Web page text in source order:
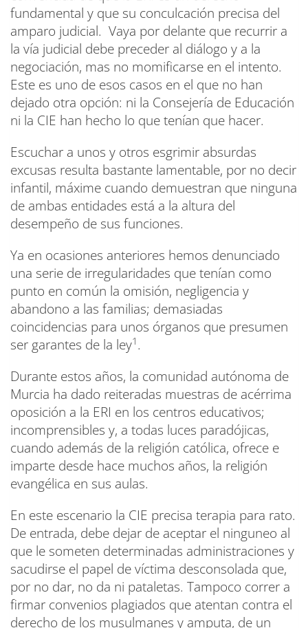
fundamental y que su conculcación precisa del
amparo judicial. Vaya por delante que recurrir a
la vía judicial debe preceder al diálogo y a la
negociación, mas no momificarse en el intento.
Este es uno de esos casos en el que no han
dejado otra opción: ni la Consejería de Educación
ni la CIE han hecho lo que tenían que hacer.
Escuchar a unos y otros esgrimir absurdas
excusas resulta bastante lamentable, por no decir
infantil, máxime cuando demuestran que ninguna
de ambas entidades está a la altura del
desempeño de sus funciones.
Ya en ocasiones anteriores hemos denunciado
una serie de irregularidades que tenían como
punto en común la omisión, negligencia y
abandono a las familias; demasiadas
coincidencias para unos órganos que presumen
ser garantes de la ley1 .
Durante estos años, la comunidad autónoma de
Murcia ha dado reiteradas muestras de acérrima
oposición a la ERI en los centros educativos;
incomprensibles y, a todas luces paradójicas,
cuando además de la religión católica, ofrece e
imparte desde hace muchos años, la religión
evangélica en sus aulas.
En este escenario la CIE precisa terapia para rato.
De entrada, debe dejar de aceptar el ninguneo al
que le someten determinadas administraciones y
sacudirse el papel de víctima desconsolada que,
por no dar, no da ni pataletas. Tampoco correr a
firmar convenios plagiados que atentan contra el
derecho de los musulmanes y amputa, de un